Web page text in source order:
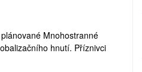
Mnohostranné
hnutí. Příznivci